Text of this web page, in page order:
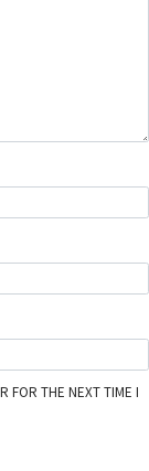
FOR THE NEXT TIME I